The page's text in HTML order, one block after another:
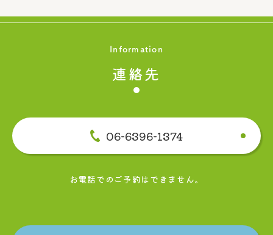
Information
連絡先
06-6396-1374
お電話でのご予約はできません。